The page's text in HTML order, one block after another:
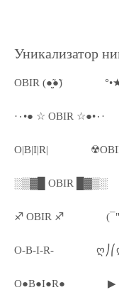
Уникализатор
OBIR (●̮̮̃●̃)
·٠•● ☆ OBIR ☆●•٠·
O|B|I|R|
░▒▓█ OBIR █▓▒░
♐ OBIR ♐
O-B-I-R-
O●B●I●R● ▶